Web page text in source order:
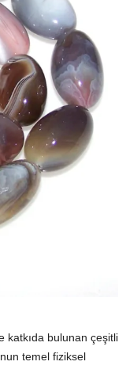
katkıda bulunan çeşitli
temel fiziksel